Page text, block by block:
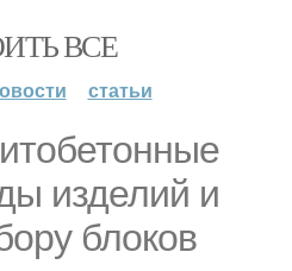
ВСЕ
статьи
изделий и
блоков